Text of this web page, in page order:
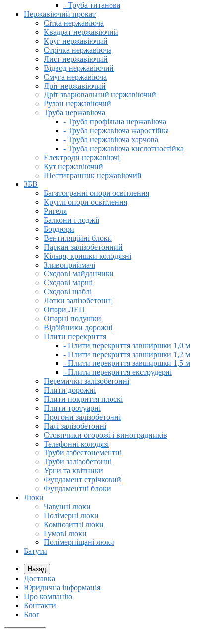
- Труба титанова
Нержавіючий прокат
Сітка нержавіюча
Квадрат нержавіючий
Круг нержавіючий
Стрічка нержавіюча
Лист нержавіючий
Відвод нержавіючий
Смуга нержавіюча
Дріт нержавіючий
Дріт зварювальний нержавіючий
Рулон нержавіючий
Труба нержавіюча
- Труба профільна нержавіюча
- Труба нержавіюча жаростійка
- Труба нержавіюча харчова
- Труба нержавіюча кислотностійка
Електроди нержавіючі
Кут нержавіючий
Шестигранник нержавіючий
ЗБВ
Багатогранні опори освітлення
Круглі опори освітлення
Ригеля
Балкони і лоджії
Бордюри
Вентиляційні блоки
Паркан залізобетонний
Кільця, кришки колодязні
Зливоприймачі
Сходові майданчики
Сходові марші
Сходові щаблі
Лотки залізобетонні
Опори ЛЕП
Опорні подушки
Відбійники дорожні
Плити перекриття
- Плити перекриття завширшки 1,0 м
- Плити перекриття завширшки 1,2 м
- Плити перекриття завширшки 1,5 м
- Плити перекриття екструдерні
Перемички залізобетонні
Плити дорожні
Плити покриття плоскі
Плити тротуарні
Прогони залізобетонні
Палі залізобетонні
Стовпчики огорожі і виноградників
Телефонні колодязі
Труби азбестоцементні
Труби залізобетонні
Урни та квітники
Фундамент стрічковий
Фундаментні блоки
Люки
Чавунні люки
Полімерні люки
Композитні люки
Гумові люки
Полімерпіщані люки
Батути
Назад
Доставка
Юридична інформація
Про компанію
Контакти
Блог